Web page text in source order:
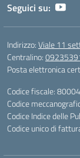
Seguici su:
Indirizzo:Viale 11
Centralino:
Posta elettronica
Codice fiscale:
Codice
Codice Indice delle
Codice unico di